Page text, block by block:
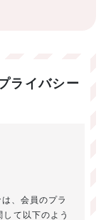
ライバシー
、会員のプラ
て以下のよう